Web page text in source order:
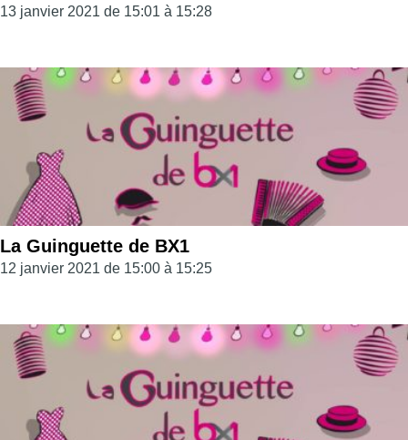
13 janvier 2021 de 15:01 à 15:28
La Guinguette de BX1
12 janvier 2021 de 15:00 à 15:25